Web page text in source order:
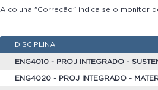
A coluna "Correção" indica se o monitor
DISCIPLINA
ENG4010 - PROJ INTEGRADO -
ENG4020 - PROJ INTEGRADO -